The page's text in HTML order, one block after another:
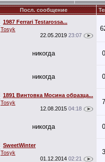
Посл. сообщение
1987 Ferrari Testarossa...
Tosyk
22.05.2019 23:07
никогда 0
никогда 0
1891 Винтовка Мосина образца...
Tosyk
12.08.2015 04:18
7
никогда 0
SweetWinter
Tosyk
01.12.2014 02:21
3